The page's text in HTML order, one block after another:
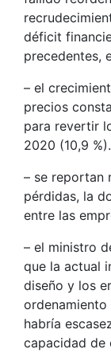
déficit
precedentes,
– el
precios
para revertir
2020 (10,9 %).
– se reportan
pérdidas, la
entre las
– el ministro
que la actual
diseño y los
habría
capacidad de